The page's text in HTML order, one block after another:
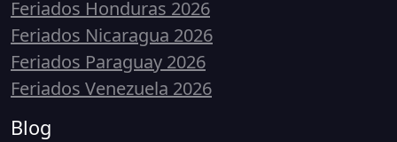
Feriados Honduras 2026
Feriados Nicaragua 2026
Feriados Paraguay 2026
Feriados Venezuela 2026
Blog